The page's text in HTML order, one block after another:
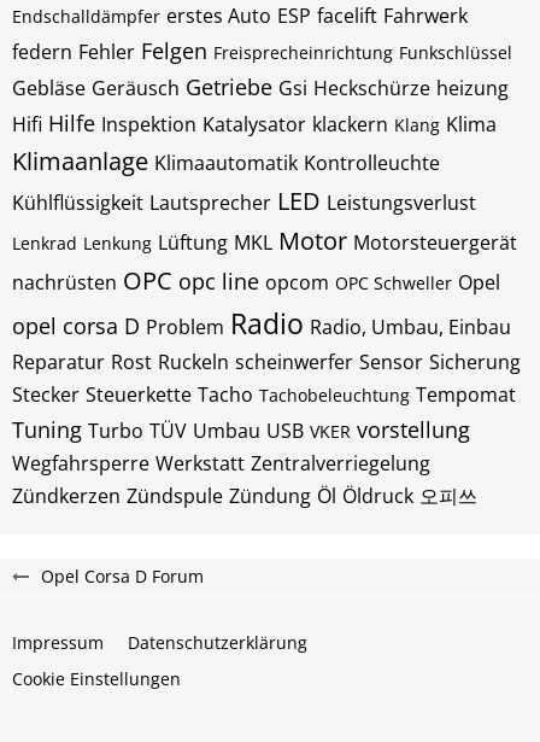
Endschalldämpfer erstes Auto ESP facelift Fahrwerk
federn Fehler Felgen Freisprecheinrichtung Funkschlüssel
Gebläse Geräusch Getriebe Gsi Heckschürze heizung
Hifi Hilfe Inspektion Katalysator klackern Klang Klima
Klimaanlage Klimaautomatik Kontrolleuchte
Kühlflüssigkeit Lautsprecher LED Leistungsverlust
Lenkrad Lenkung Lüftung MKL Motor Motorsteuergerät
nachrüsten OPC opc line opcom OPC Schweller Opel
opel corsa D Problem Radio Radio, Umbau, Einbau
Reparatur Rost Ruckeln scheinwerfer Sensor Sicherung
Stecker Steuerkette Tacho Tachobeleuchtung Tempomat
Tuning Turbo TÜV Umbau USB VKER vorstellung
Wegfahrsperre Werkstatt Zentralverriegelung
Zündkerzen Zündspule Zündung Öl Öldruck 오피쓰
Opel Corsa D Forum
Impressum
Datenschutzerklärung
Cookie Einstellungen